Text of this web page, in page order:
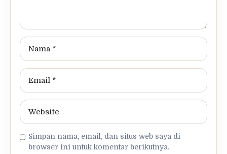
Simpan nama, email, dan situs web saya di
browser ini untuk komentar berikutnya.